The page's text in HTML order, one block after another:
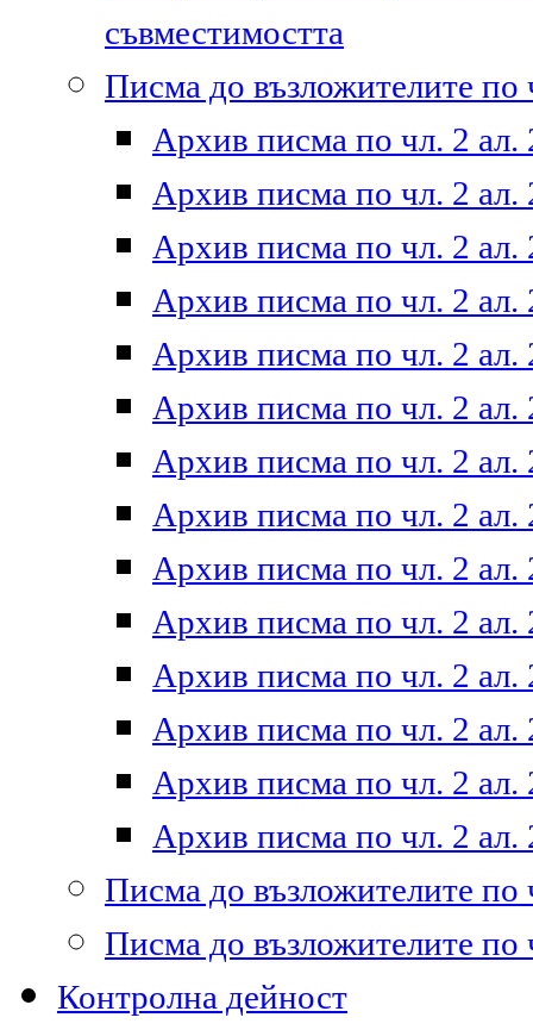
съвместимостта
Писма до възложителите по
Архив писма по чл. 2 ал.
Архив писма по чл. 2 ал.
Архив писма по чл. 2 ал.
Архив писма по чл. 2 ал.
Архив писма по чл. 2 ал.
Архив писма по чл. 2 ал.
Архив писма по чл. 2 ал.
Архив писма по чл. 2 ал.
Архив писма по чл. 2 ал.
Архив писма по чл. 2 ал.
Архив писма по чл. 2 ал.
Архив писма по чл. 2 ал.
Архив писма по чл. 2 ал.
Архив писма по чл. 2 ал.
Писма до възложителите по
Писма до възложителите по
Контролна дейност